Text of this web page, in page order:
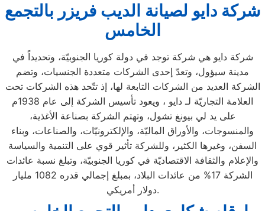
شركة دايو لصيانة الديب فريزر بالتجمع
الخامس
شركة دايو هي شركة توجد في دولة كوريا الجنوبيّة، وتحديداً في
مدينة سيؤول، وتعدّ إحدى الشركات متعددة الجنسيات، وتضم
الشركة العديد من الشركات التابعة لها، إذ تتّحد هذه الشركات تحت
العلامة التجاريّة لـ دايو ، ويعود تأسيس الشركة إلى عام 1938م
على يد لي بيونغ تشول، وتهتم الشركة بصناعة الأغذية،
والمنسوجات، والأوراق الماليّة، والإلكترونيّات، والصناعات، وبناء
السفن، وغيرها الكثير، وللشركة تأثير قوي على التنمية والسياسة
والإعلام والثقافة الاقتصاديّة في كوريا الجنوبيّة، وتبلغ نسبة عائدات
الشركة 17% من عائدات البلاد، بمبلغ إجمالي قدره 1082 مليار
دولار أمريكي.